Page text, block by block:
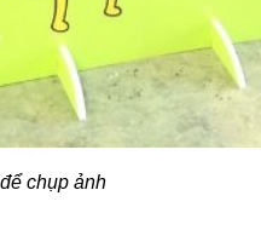
chụp ảnh